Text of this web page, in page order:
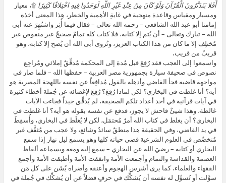
أَفَلا يَتَدَبَّرُونَ الْقُرْآنَ وَلَوْ كَانَ مِنْ عِنْدِ غَيْرِ اللَّهِ لَوَجَدُوا فِيهِ اخْتِلافًا كَثِيرًا ۩، معيار
ومسبار ومقياس وقاعدة منهجية في غايةِ الأهمية والخطر، هذا المعنى أخذه
إمامنا أبو عبد الله الشافعي – رحمه الله تعالى – فقال فيما أُثِر واشتُهِرَ عنه أبى
الله – تبارك وتعالى – أن يُتم إلا كتابه، فلا كتاب كله تمامٌ صحيحٌ غير منقوص غير
مُختلِف إلا ما كان من هذا الكتاب العزيز، وتُروى أبى الله أن يُصح إلا كتابه، وهو
قريبٌ من قريب،
واسمعوا إلى العجب فقد رُفِعَ قبل مُدة إلى المحكمة مُدقِّقٌ إملائي ومُراجِع
نصوص في صحيفة سيارة بجمهورية مصر العربية – حفظها الله – فلما صار في
مواجهة قاضيه فجأ القاضي وأذهله بالقول مُدافِعاً عن نفسه باللهجة المصرية هو
أيه؟ أنا غلطت في البخاري؟ لكن لماذا رُفِعَ؟ رُفِعَ لإغضائه عن جُملة أخطاء كثيرة
في آيات قرآنية في أحد أعداد تلكم الصحيفة، لم يُدقِّق جيداً فجاءت الآيات
غالطة، وهذا شيئٌ فاحش لا يجوز، فدفع عن نفسه بقوله هو أيه؟ أنا غلطت في
البخاري؟ أن يغلط في كتاب الله أمرٌ مُحتمَل، لكن لا يُغلَط في البخاري، وأُسقِطَ
في يد القاضي، وفي الحقيقة هذا منطقٌ سائدٌ وشائع، ولا عجب من مُثقَّف غير
مُتخصِّص في العلوم الشرعية قضى حياته كلها وهو يسمع ليل نهار إذا سمع
البخاري أو كتابه – رضيَ الله عن البخاري – سمع إليه ومعه وبسماعه ألفاظ
العصمة والقداسة والتمام وأجمعت الأمة واتفقت الأمة وأطبقت الأمة وأجمع
الفقهاء والعلماء، كما يرى أشرس الهجوم وأعنفه وأضراه يُشَن على كل مَن
سوَّلت أو تُسوِّل له نفسه أن يُشكِّك في حرفٍ فضلاً عن أن يُشكِّك في جُملة في